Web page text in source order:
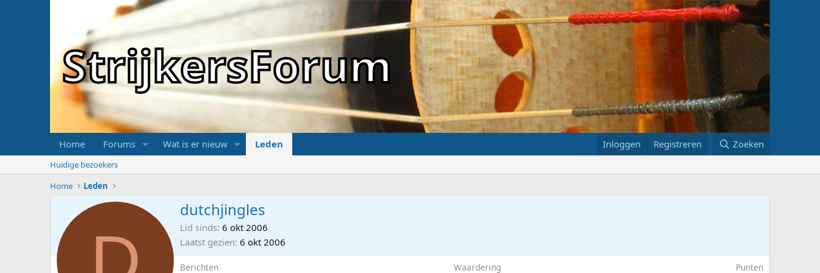
StrijkersForum
Home Forums Wat is er nieuw Leden Inloggen Registreren Zoeken
Huidige bezoekers
Home
Leden
dutchjingles
Lid sinds 6 okt 2006
Laatst gezien 6 okt 2006
Berichten Waardering Punten